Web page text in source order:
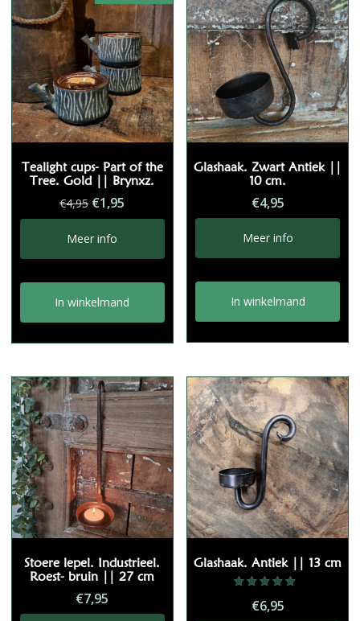
Tealight cups- Part of the
Tree. Gold || Brynxz.
€4,95 Oorspronkelijke
prijs
was:
€4,95.
€1,95
prijs
€1,95.
Meer info
In winkelmand
Glashaak. Zwart Antiek ||
10 cm.
€4,95
Meer info
In winkelmand
Stoere lepel. Industrieel.
Roest- bruin || 27 cm
€7,95
Glashaak. Antiek || 13 cm
5.00
uit 5
€6,95